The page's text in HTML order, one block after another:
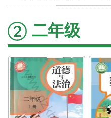
秋版)(部编版)
二年级